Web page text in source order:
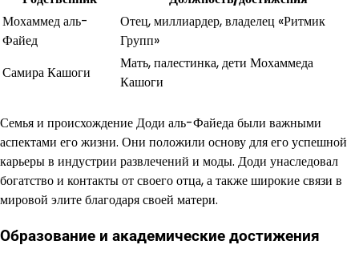
Мохаммед аль-
Файед
Отец, миллиардер, владелец «Ритмик
Групп»
Самира Кашоги
Мать, палестинка, дети Мохаммеда
Кашоги
Семья и происхождение Доди аль-Файеда были важными
аспектами его жизни. Они положили основу для его успешной
карьеры в индустрии развлечений и моды. Доди унаследовал
богатство и контакты от своего отца, а также широкие связи в
мировой элите благодаря своей матери.
Образование и академические достижения